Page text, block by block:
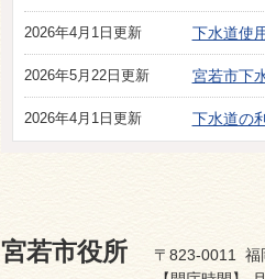
2026年4月1日更新 下水道使
2026年5月22日更新 宮若市下
2026年4月1日更新 下水道の
宮若市役所
〒823-0011 福